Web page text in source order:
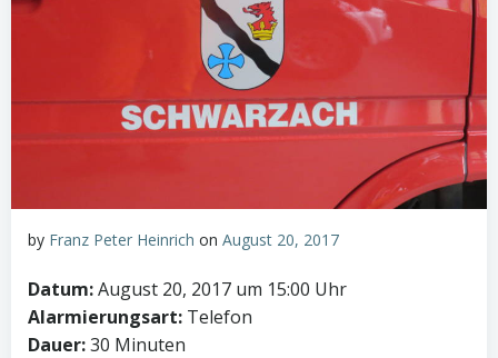
by Franz Peter Heinrich on August 20, 2017
Datum:August 20, 2017 um 15:00 Uhr
Alarmierungsart: Telefon
Dauer:30 Minuten